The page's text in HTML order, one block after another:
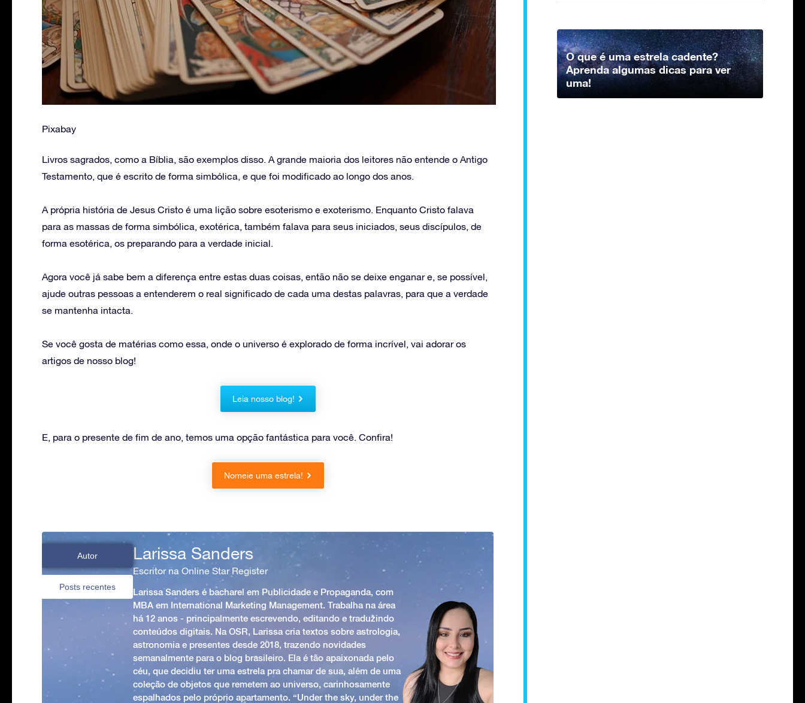
Pixabay
Livros sagrados, como a Bíblia, são exemplos disso. A grande maioria dos leitores não entende o Antigo
Testamento, que é escrito de forma simbólica, e que foi modificado ao longo dos anos.
A própria história de Jesus Cristo é uma lição sobre esoterismo e exoterismo. Enquanto Cristo falava
para as massas de forma simbólica, exotérica, também falava para seus iniciados, seus discípulos, de
forma esotérica, os preparando para a verdade inicial.
Agora você já sabe bem a diferença entre estas duas coisas, então não se deixe enganar e, se possível,
ajude outras pessoas a entenderem o real significado de cada uma destas palavras, para que a verdade
se mantenha intacta.
Se você gosta de matérias como essa, onde o universo é explorado de forma incrível, vai adorar os
artigos de nosso blog!
Leia nosso blog!
E, para o presente de fim de ano, temos uma opção fantástica para você. Confira!
Nomeie uma estrela!
Autor
Posts recentes
Larissa Sanders
Escritor na Online Star Register
Larissa Sanders é bacharel em Publicidade e Propaganda, com
MBA em International Marketing Management. Trabalha na área
há 12 anos - principalmente escrevendo, editando e traduzindo
conteúdos digitais. Na OSR, Larissa cria textos sobre astrologia,
astronomia e presentes desde 2018, trazendo novidades
semanalmente para o blog brasileiro. Ela é tão apaixonada pelo
céu, que decidiu ter uma estrela pra chamar de sua, além de uma
coleção de objetos que remetem ao universo, carinhosamente
espalhados pelo próprio apartamento. “Under the sky, under the
O que é uma estrela cadente?
Aprenda algumas dicas para ver
uma!